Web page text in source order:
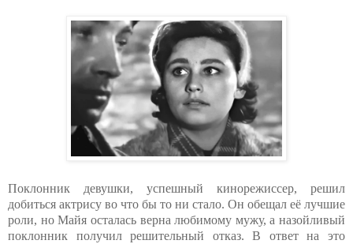
Поклонник девушки, успешный кинорежиссер, решил
добиться актрису во что бы то ни стало. Он обещал её лучшие
роли, но Майя осталась верна любимому мужу, а назойливый
поклонник получил решительный отказ. В ответ на это